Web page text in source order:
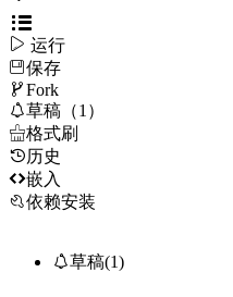
 运行
保存
Fork
草稿（1）
格式刷
历史
嵌入
依赖安装
草稿(1)